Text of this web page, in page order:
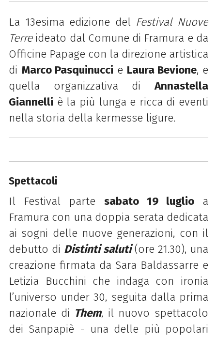
La 13esima edizione del Festival Nuove
Terre ideato dal Comune di Framura e da
Officine Papage con la direzione artistica
di Marco Pasquinucci e Laura Bevione, e
quella organizzativa diAnnastella
Giannelli è la più lunga e ricca di eventi
nella storia della kermesse ligure.
Spettacoli
Il Festival parte sabato 19 luglioa
Framura con una doppia serata dedicata
ai sogni delle nuove generazioni, con il
debutto di Distinti saluti(ore 21.30), una
creazione firmata da Sara Baldassarre e
Letizia Bucchini che indaga con ironia
l’universo under 30, seguita dalla prima
nazionale di Them, il nuovo spettacolo
dei Sanpapiè - una delle più popolari